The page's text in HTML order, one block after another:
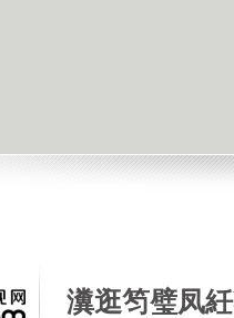
瀵逛笉璧凤